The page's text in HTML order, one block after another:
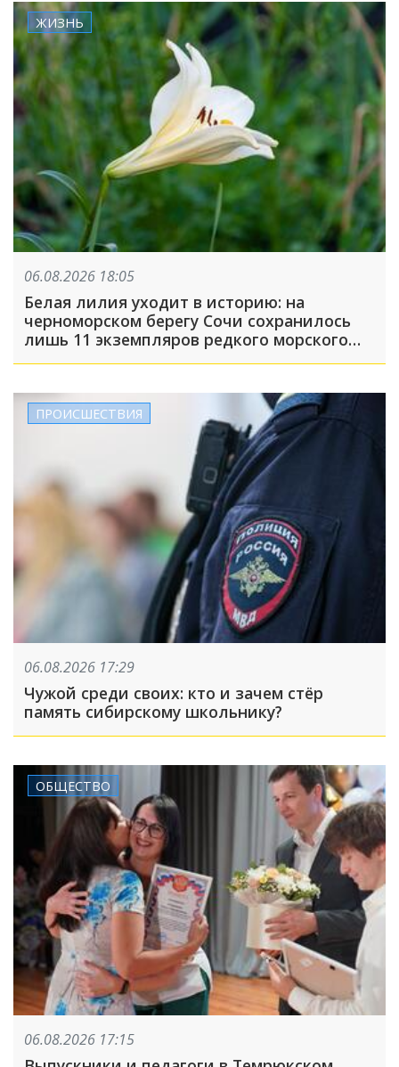
ЖИЗНЬ
06.08.2026 18:05
Белая лилия уходит в историю: на
черноморском берегу Сочи сохранилось
лишь 11 экземпляров редкого морского
ПРОИСШЕСТВИЯ
06.08.2026 17:29
Чужой среди своих: кто и зачем стёр
память сибирскому школьнику?
ОБЩЕСТВО
06.08.2026 17:15